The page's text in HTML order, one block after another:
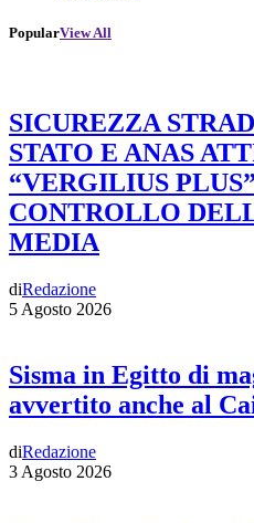
PopularView All
SICUREZZA
STATO E ANAS
“VERGILIUS
CONTROLLO
MEDIA
diRedazione
5 Agosto 2026
Sisma in Egitto di
avvertito anche al
diRedazione
3 Agosto 2026